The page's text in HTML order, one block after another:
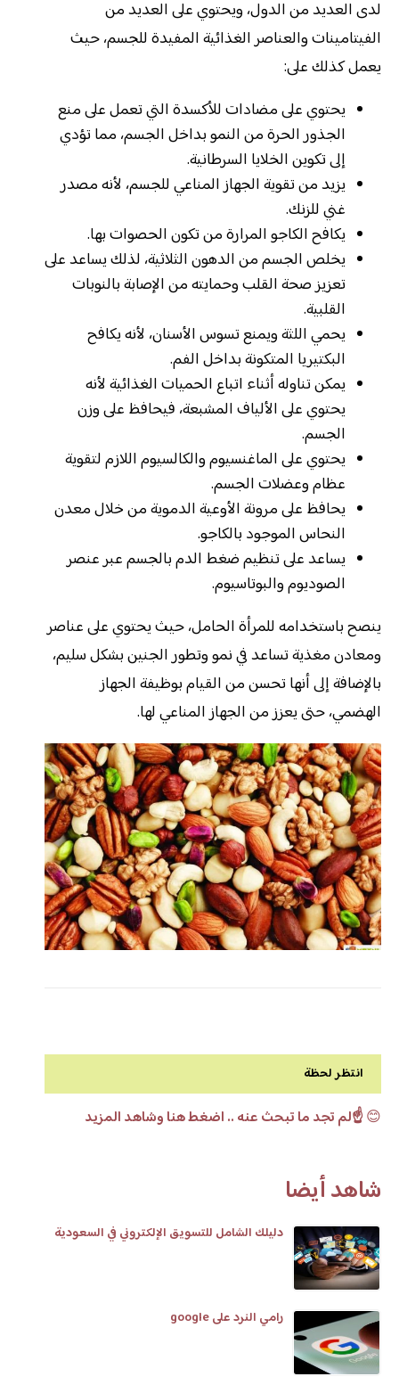
لدى العديد من الدول، ويحتوي على العديد من
الفيتامينات والعناصر الغذائية المفيدة للجسم، حيث
يعمل كذلك على:
يحتوي على مضادات للأكسدة التي تعمل على منع
الجذور الحرة من النمو بداخل الجسم، مما تؤدي
إلى تكوين الخلايا السرطانية.
يزيد من تقوية الجهاز المناعي للجسم، لأنه مصدر
غني للزنك.
يكافح الكاجو المرارة من تكون الحصوات بها.
يخلص الجسم من الدهون الثلاثية، لذلك يساعد على
تعزيز صحة القلب وحمايته من الإصابة بالنوبات
القلبية.
يحمي اللثة ويمنع تسوس الأسنان، لأنه يكافح
البكتيريا المتكونة بداخل الفم.
يمكن تناوله أثناء اتباع الحميات الغذائية لأنه
يحتوي على الألياف المشبعة، فيحافظ على وزن
الجسم.
يحتوي على الماغنسيوم والكالسيوم اللازم لتقوية
عظام وعضلات الجسم.
يحافظ على مرونة الأوعية الدموية من خلال معدن
النحاس الموجود بالكاجو.
يساعد على تنظيم ضغط الدم بالجسم عبر عنصر
الصوديوم والبوتاسيوم.
ينصح باستخدامه للمرأة الحامل، حيث يحتوي على عناصر
ومعادن مغذية تساعد في نمو وتطور الجنين بشكل سليم،
بالإضافة إلى أنها تحسن من القيام بوظيفة الجهاز
الهضمي، حتى يعزز من الجهاز المناعي لها.
انتظر لحظة
😊☝️لم تجد ما تبحث عنه .. اضغط هنا وشاهد المزيد
شاهد أيضا
دليلك الشامل للتسويق الإلكتروني في السعودية
رامي النرد على google